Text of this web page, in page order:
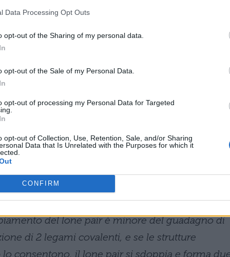
Data Processing Opt Outs
opt-out of the Sharing of my personal data.
opt-out of the Sale of my Personal Data.
opt-out of processing my Personal Data for Targeted
opt-out of Collection, Use, Retention, Sale, and/or Sharing
Data that Is Unrelated with the Purposes for which it
CONFIRM
e formare due legami semplici covalenti o un
che in natura, ogni sistema tende ad
con minimo contenuto di energia; dallo
formarsi due legami semplici la cui
del lone pair è minore del guadagno di
di 2 legami covalenti, e se le strutture
consentono, il lone pair si sdoppia e forma